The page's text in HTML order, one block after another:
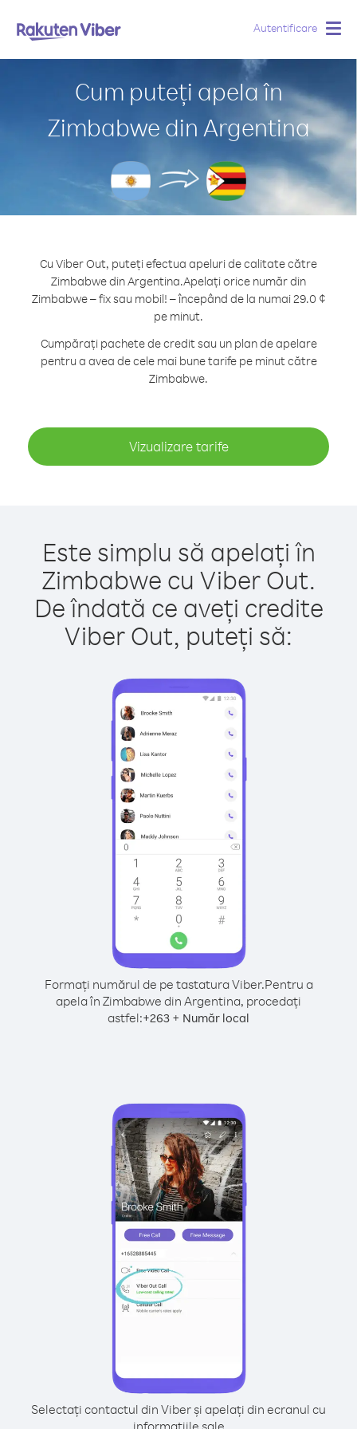
Autentificare
Cum puteți apela în
Zimbabwe din Argentina
Cu Viber Out, puteți efectua apeluri de calitate către
Zimbabwe din Argentina.Apelați orice număr din
Zimbabwe – fix sau mobil! – începând de la numai 29.0 ¢
pe minut.
Cumpărați pachete de credit sau un plan de apelare
pentru a avea de cele mai bune tarife pe minut către
Zimbabwe.
Vizualizare tarife
Este simplu să apelați în
Zimbabwe cu Viber Out.
De îndată ce aveți credite
Viber Out, puteți să:
Formați numărul de pe tastatura Viber.Pentru a
apela în Zimbabwe din Argentina, procedați
astfel:+263 + Număr local
Selectați contactul din Viber și apelați din ecranul cu
informațiile sale